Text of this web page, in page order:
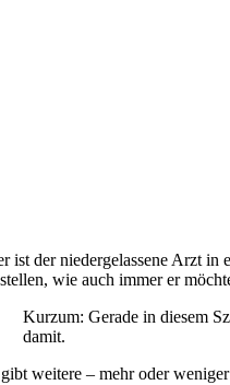
ist der niedergelassene Arzt in
wie auch immer er
Kurzum: Gerade in diesem
damit.
weitere – mehr oder